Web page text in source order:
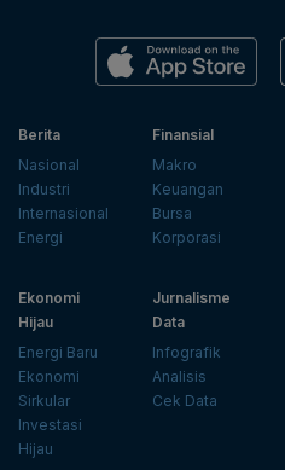
Berita
Nasional
Industri
Internasional
Energi
Finansial
Makro
Keuangan
Bursa
Korporasi
Ekonomi
Hijau
Energi Baru
Ekonomi
Sirkular
Investasi
Hijau
Jurnalisme
Data
Infografik
Analisis
Cek Data